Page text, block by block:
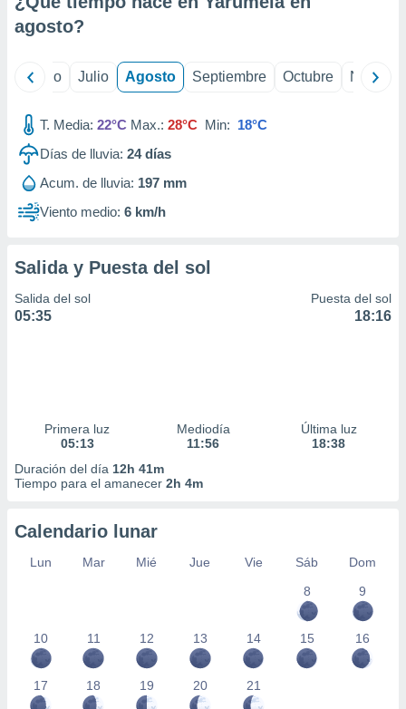
e
publicidad
publicidad
de
agosto?
Junio Julio Agosto Septiembre Octubre
T. Media: 22°C Max.: 28°C Min: 18°C
Días de lluvia: 24días
Acum. de lluvia: 197 mm
Viento medio: 6 km/h
Salida y Puesta del sol
Salida del sol
05:35
Puesta del sol
18:16
Primera luz
05:13
Mediodía
11:56
Última luz
18:38
Duración del día 12h 41m
Tiempo para el amanecer 2h 4m
Calendario lunar
Lun Mar Mié Jue Vie Sáb
Dom
8
9
10 11 12 13 14 15 16
17 18 19 20 21